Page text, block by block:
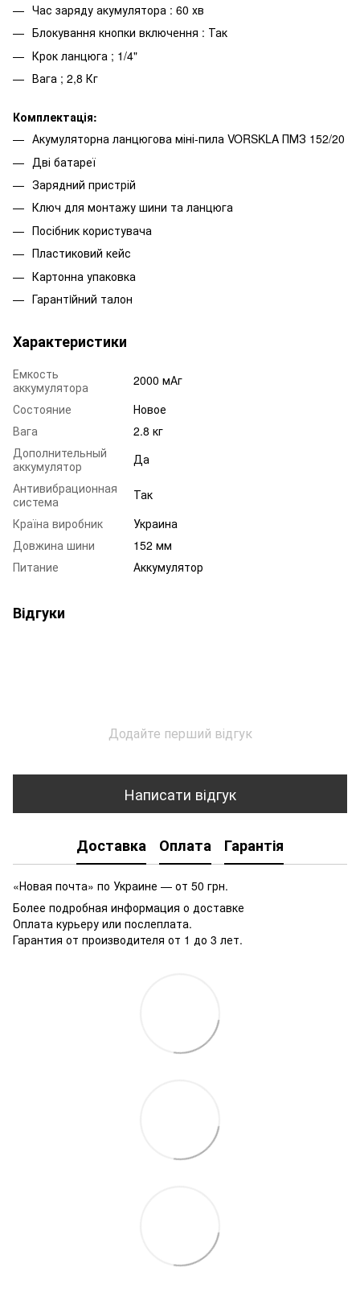
Час заряду акумулятора : 60 хв
Блокування кнопки включення : Так
Крок ланцюга ; 1/4"
Вага ; 2,8 Кг
Комплектація:
Акумуляторна ланцюгова міні-пила VORSKLA ПМЗ 152/20
Дві батареї
Зарядний пристрій
Ключ для монтажу шини та ланцюга
Посібник користувача
Пластиковий кейс
Картонна упаковка
Гарантiйний талон
Характеристики
Емкость
аккумулятора
2000 мАг
Состояние
Новое
Вага
2.8 кг
Дополнительный
аккумулятор
Да
Антивибрационная
система
Так
Країна виробник
Украина
Довжина шини
152 мм
Питание
Аккумулятор
Відгуки
Додайте перший відгук
Написати відгук
Доставка Оплата Гарантія
«Новая почта» по Украине — от 50 грн.
Более подробная информация о доставке
Оплата курьеру или послеплата.
Гарантия от производителя от 1 до 3 лет.